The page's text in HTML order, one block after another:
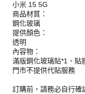
小米 15 5G
商品材質：
鋼化玻璃
提供顏色：
透明
內容物：
滿版鋼化玻璃貼*1、貼
門市不提供代貼服務
訂購前，請務必自行確